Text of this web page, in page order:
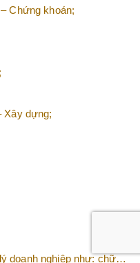
hàng;
Chứng khoán;
Xây dựng;
doanh nghiệp như: chữ